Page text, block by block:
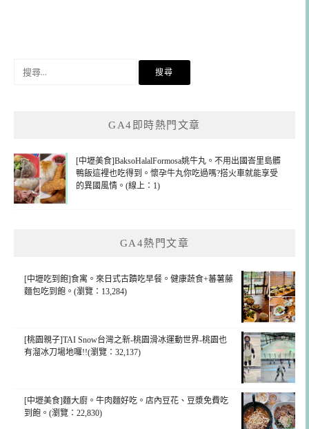
GA4即時熱門文章
[中壢美食]BaksoHalalFormosa姚牛丸。不用出國峇里島髒
鴨飯這裡也吃得到。懷孕牛丸你吃過嗎?搭火車就能享受
的異國風情。(線上：1)
GA4熱門文章
[中壢吃到飽]食寓。來日式古蹟吃早餐。健康蔬食+蕃薯藤
麵包吃到飽。(瀏覽：13,284)
[桃園親子]TAI Snow台灣之新-桃園滑冰運動世界-桃園也
有溜冰刀場地囉!!(瀏覽：32,137)
[中壢美食]麵大廚。牛肉麵好吃。店內豆花、豆漿免費吃
到飽。(瀏覽：22,830)